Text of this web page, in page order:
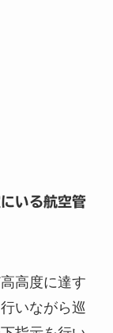
いる航空管
高度に達す
いながら巡